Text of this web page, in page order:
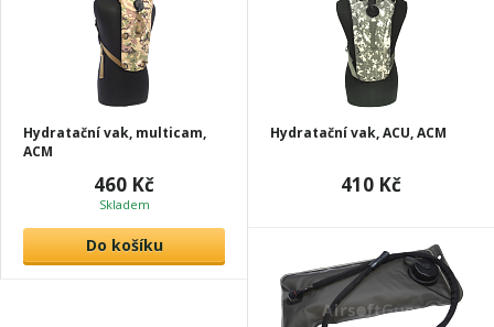
Hydratační vak, multicam,
ACM
460 Kč
Skladem
Do košíku
Hydratační vak, ACU, ACM
410 Kč